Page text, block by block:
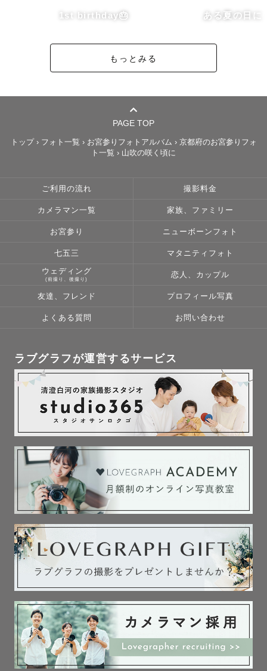
💭 出張撮影で多い不安への考え方💭
前撮りは、仕上がりの好みだけでなく、
・どう振る舞えばいいかわからない
・写真が苦手で緊張してしまう
・ポーズを求められると固くなってしまう
だからこそ、歩いたり話したりする流れの中で、自然に表
撮影後に、「安心できました」「楽しかったです」と言っ
ていただけるような時間づくりを大切にしています。
📝 事前準備とやり取り📝
お忙しい中でも準備の負担が増えないよう、事前のやり取
お時間がありましたら是非、撮影前にZoomやお電話で一
・「何となくこんな雰囲気がいいかも」
・「特に決まっていないけど大丈夫かな」
といった状態でも問題ありません。
お話を伺いながら、撮影場所・時間帯・撮り方の方向性な
どは、こちらから整理してご提案します。
当日の流れも事前に共有し、安心して撮影に臨んでいただ
けるようにしています。
🎨 写真の仕上げについて
やわらかい光と落ち着いた色味を大切に、見返したとき
に、撮影した日の空気や気持ちが自然と思い出されるよう
な仕上がりを意識しています。
撮影場所の雰囲気と、おふたりの表情が無理なく馴染み、
その日の時間がそのまま写真に残るよう心がけています。
📍 対応エリア
大阪を拠点に、近畿圏内での出張撮影を中心に行っていま
1st birthday🎂 ある夏の日に
もっとみる
PAGE TOP
トップ› フォト一覧 › お宮参りフォトアルバム › 京都府のお宮参りフォ
ト一覧 › 山吹の咲く頃に
ご利用の流れ 撮影料金
カメラマン一覧 家族、ファミリー
お宮参り ニューボーンフォト
七五三 マタニティフォト
ウェディング
(前撮り、後撮り)
恋人、カップル
友達、フレンド プロフィール写真
よくある質問 お問い合わせ
ラブグラフが運営するサービス